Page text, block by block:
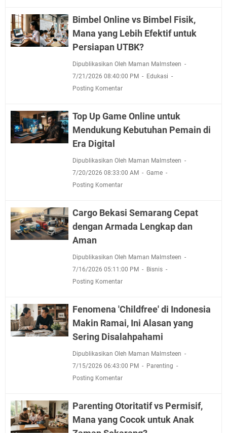
Bimbel Online vs Bimbel Fisik,
Mana yang Lebih Efektif untuk
Persiapan UTBK?
Dipublikasikan Oleh Maman Malmsteen
7/21/2026 08:40:00 PM
Edukasi
Posting Komentar
Top Up Game Online untuk
Mendukung Kebutuhan Pemain di
Era Digital
Dipublikasikan Oleh Maman Malmsteen
7/20/2026 08:33:00 AM
Game
Posting Komentar
Cargo Bekasi Semarang Cepat
dengan Armada Lengkap dan
Aman
Dipublikasikan Oleh Maman Malmsteen
7/16/2026 05:11:00 PM
Bisnis
Posting Komentar
Fenomena 'Childfree' di Indonesia
Makin Ramai, Ini Alasan yang
Sering Disalahpahami
Dipublikasikan Oleh Maman Malmsteen
7/15/2026 06:43:00 PM
Parenting
Posting Komentar
Parenting Otoritatif vs Permisif,
Mana yang Cocok untuk Anak